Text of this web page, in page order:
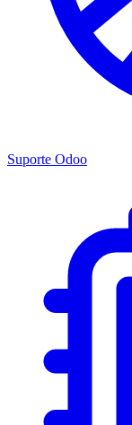
Suporte Odoo